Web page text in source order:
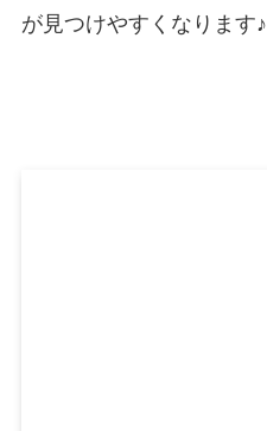
が見つけやすくなります♪